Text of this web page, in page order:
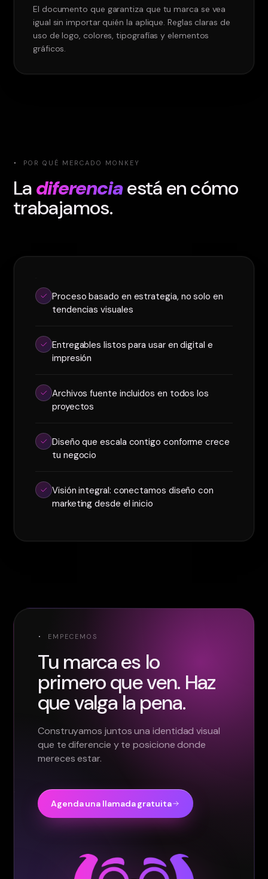
El documento que garantiza que tu marca se vea
igual sin importar quién la aplique. Reglas claras de
uso de logo, colores, tipografías y elementos
gráficos.
· POR QUÉ MERCADO MONKEY
Ladiferenciaestá en cómo
trabajamos.
Proceso basado en estrategia, no solo en
tendencias visuales
Entregables listos para usar en digital e
impresión
Archivos fuente incluidos en todos los
proyectos
Diseño que escala contigo conforme crece
tu negocio
Visión integral: conectamos diseño con
marketing desde el inicio
· EMPECEMOS
Tu marca es lo
primero que ven. Haz
que valga la pena.
Construyamos juntos una identidad visual
que te diferencie y te posicione donde
mereces estar.
Agenda una llamada gratuita